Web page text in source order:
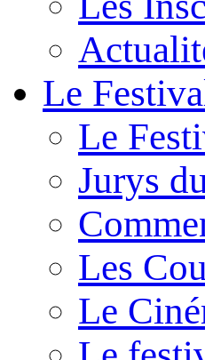
Le
Le
Jurys
Les
Le